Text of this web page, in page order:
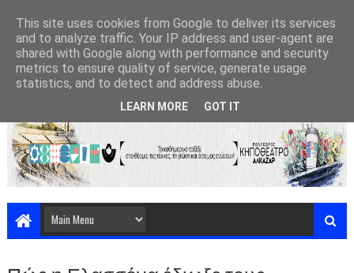
This site uses cookies from Google to deliver its services
and to analyze traffic. Your IP address and user-agent are
shared with Google along with performance and security
metrics to ensure quality of service, generate usage
statistics, and to detect and address abuse.
LEARN MORE GOT IT